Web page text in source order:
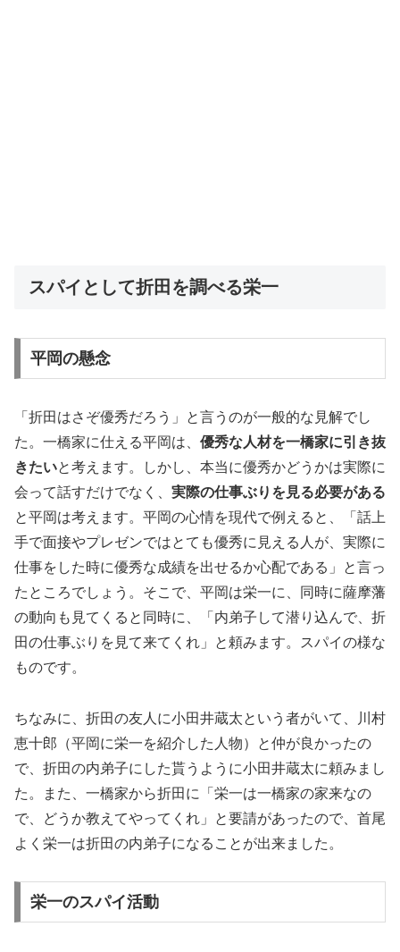
スパイとして折田を調べる栄一
平岡の懸念
「折田はさぞ優秀だろう」と言うのが一般的な見解でし
た。一橋家に仕える平岡は、 優秀な人材を一橋家に引き抜
きたいと考えます。しかし、本当に優秀かどうかは実際に
会って話すだけでなく、 実際の仕事ぶりを見る必要がある
と平岡は考えます。平岡の心情を現代で例えると、「話上
手で面接やプレゼンではとても優秀に見える人が、実際に
仕事をした時に優秀な成績を出せるか心配である」と言っ
たところでしょう。そこで、平岡は栄一に、同時に薩摩藩
の動向も見てくると同時に、「内弟子して潜り込んで、折
田の仕事ぶりを見て来てくれ」と頼みます。スパイの様な
ものです。
ちなみに、折田の友人に小田井蔵太という者がいて、川村
恵十郎（平岡に栄一を紹介した人物）と仲が良かったの
で、折田の内弟子にした貰うように小田井蔵太に頼みまし
た。また、一橋家から折田に「栄一は一橋家の家来なの
で、どうか教えてやってくれ」と要請があったので、首尾
よく栄一は折田の内弟子になることが出来ました。
栄一のスパイ活動